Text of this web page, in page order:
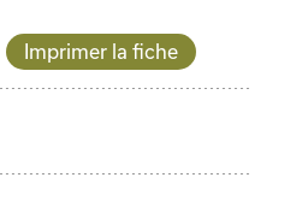
Imprimer la fiche